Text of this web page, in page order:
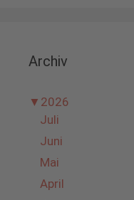
Archiv
▼ 2026
Juli
Juni
Mai
April